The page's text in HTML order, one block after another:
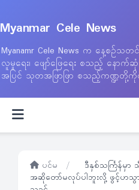
Myanmar Cele News
Myanamr Cele News က နေ့စဉ်သတင်း
လူမှုရေး၊ ဖျော်ဖြေရေး စသည့် နောက်
အပြင် သုတအဖြာဖြာ စသည့်ကဏ္ဍတို့ကို
ပင်မ /
ဒီနှစ်သင်္ကြန်မှာ
အဆိုတော်မလုပ်ပါဘူးလို့ ဖွင့်ဟသွ